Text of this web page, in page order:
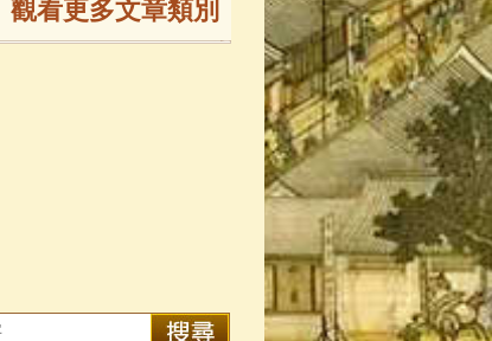
大悲咒(72)
觀看更多文章類別